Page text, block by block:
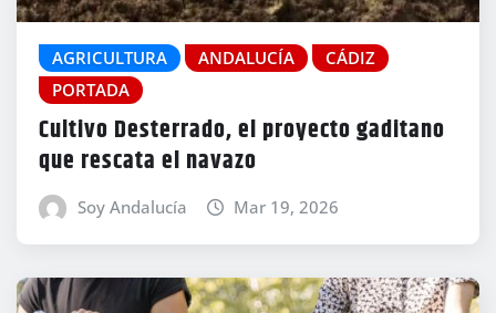
AGRICULTURA ANDALUCÍA
CÁDIZ
PORTADA
Cultivo Desterrado, el proyecto gaditano
que rescata el navazo
Soy Andalucía Mar 19, 2026